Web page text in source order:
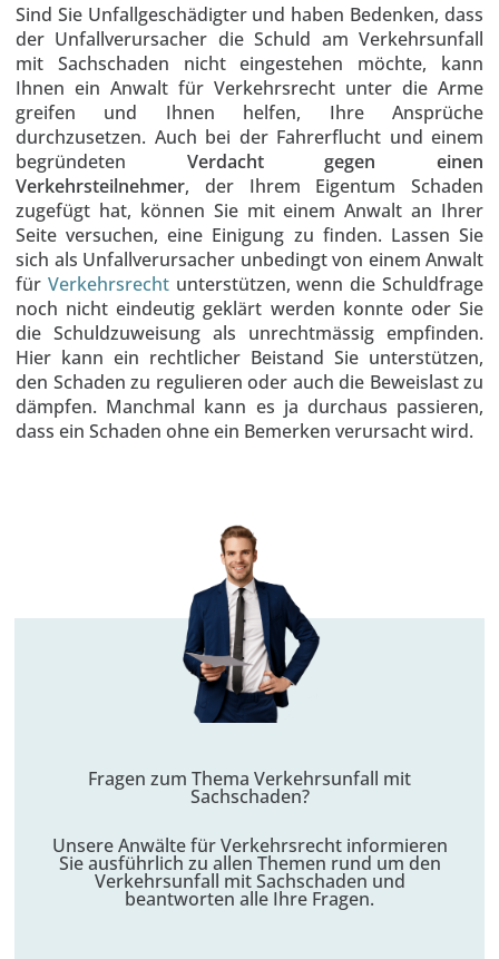
Sind Sie Unfallgeschädigter und haben Bedenken, dass
der Unfallverursacher die Schuld am Verkehrsunfall
mit Sachschaden nicht eingestehen möchte, kann
Ihnen ein Anwalt für Verkehrsrecht unter die Arme
greifen und Ihnen helfen, Ihre Ansprüche
durchzusetzen. Auch bei der Fahrerflucht und einem
begründeten Verdacht gegen einen
Verkehrsteilnehmer, der Ihrem Eigentum Schaden
zugefügt hat, können Sie mit einem Anwalt an Ihrer
Seite versuchen, eine Einigung zu finden. Lassen Sie
sich als Unfallverursacher unbedingt von einem Anwalt
für Verkehrsrechtunterstützen, wenn die Schuldfrage
noch nicht eindeutig geklärt werden konnte oder Sie
die Schuldzuweisung als unrechtmässig empfinden.
Hier kann ein rechtlicher Beistand Sie unterstützen,
den Schaden zu regulieren oder auch die Beweislast zu
dämpfen. Manchmal kann es ja durchaus passieren,
dass ein Schaden ohne ein Bemerken verursacht wird.
Fragen zum Thema Verkehrsunfall mit
Sachschaden?
Unsere Anwälte für Verkehrsrecht informieren
Sie ausführlich zu allen Themen rund um den
Verkehrsunfall mit Sachschaden und
beantworten alle Ihre Fragen.